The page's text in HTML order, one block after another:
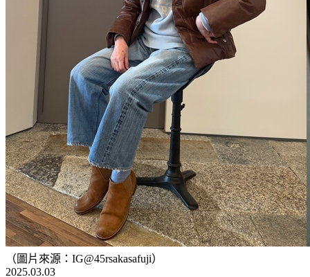
（圖片來源：IG@45rsakasafuji）
2025.03.03